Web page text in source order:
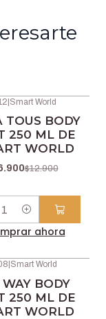
Smart World
TOUS BODY
250 ML DE
WORLD
$12.900
ahora
Smart World
WAY BODY
250 ML DE
WORLD